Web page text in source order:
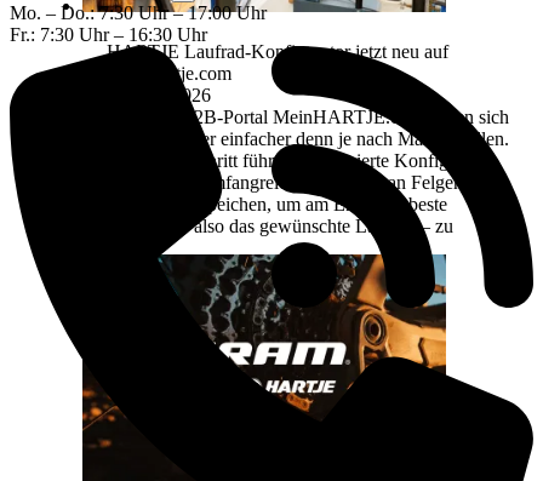
HARTJE Laufrad-Konfigurator jetzt neu auf
MeinHartje.com
15. Juni 2026
Über das B2B-Portal MeinHARTJE.com lassen sich
nun Laufräder einfacher denn je nach Maß bestellen.
Schritt für Schritt führt der optimierte Konfigurator
durch unser umfangreiches Angebot an Felgen,
Naben und Speichen, um am Ende das beste
Ergebnis – also das gewünschte Laufrad – zu
Mehr lesen
Mo. – Do.: 7:30 Uhr – 17:00 Uhr
Fr.: 7:30 Uhr – 16:30 Uhr